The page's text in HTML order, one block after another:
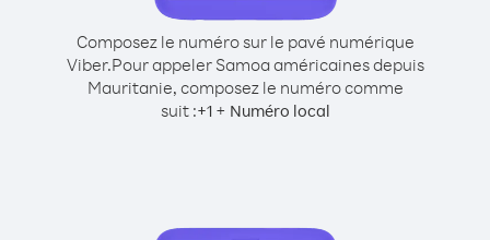
Composez le numéro sur le pavé numérique
Viber.Pour appeler Samoa américaines depuis
Mauritanie, composez le numéro comme
suit :+1+ Numéro local